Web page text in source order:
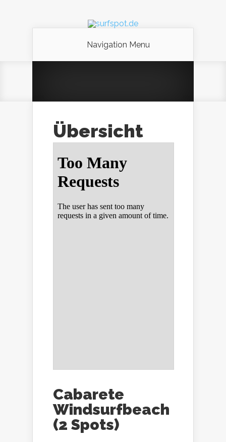
Navigation Menu
Übersicht
Cabarete
Windsurfbeach
(2 Spots)